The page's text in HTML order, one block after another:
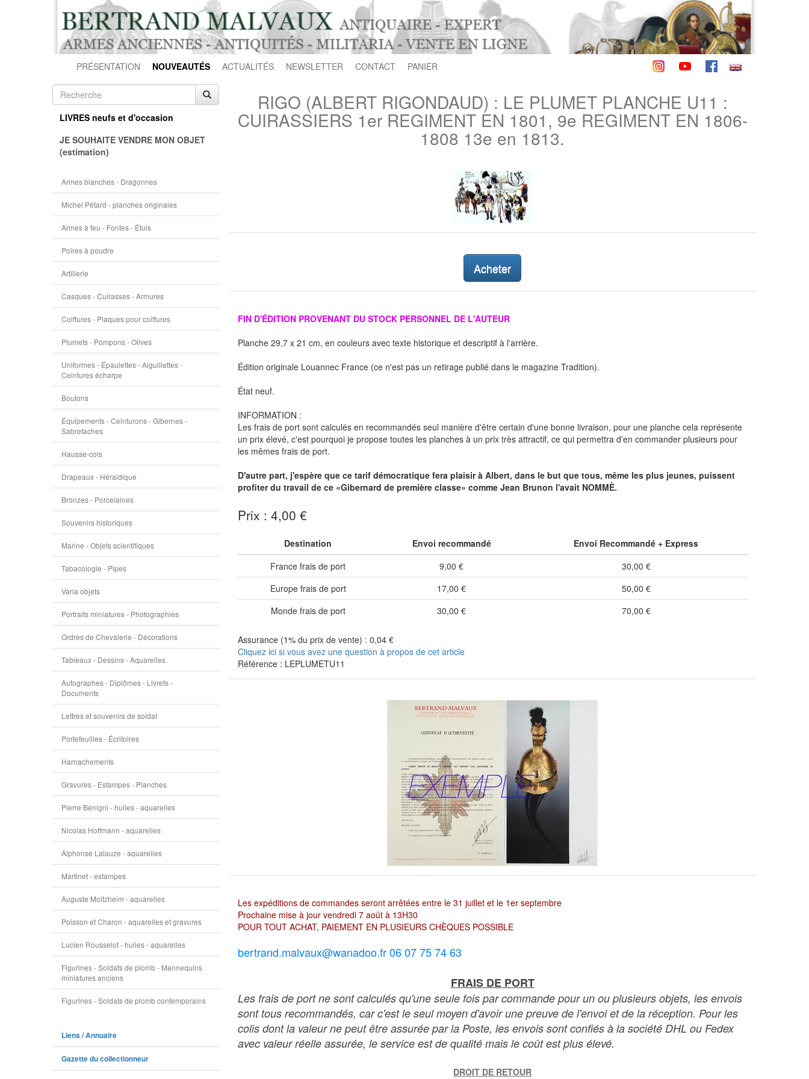
PRÉSENTATION NOUVEAUTÉS ACTUALITÉS NEWSLETTER CONTACT PANIER
LIVRES neufs et d'occasion
JE SOUHAITE VENDRE MON OBJET
(estimation)
Armes blanches - Dragonnes
Michel Pétard - planches originales
Armes à feu - Fontes - Étuis
Poires à poudre
Artillerie
Casques - Cuirasses - Armures
Coiffures - Plaques pour coiffures
Plumets - Pompons - Olives
Uniformes - Épaulettes - Aiguillettes -
Ceintures écharpe
Boutons
Équipements - Ceinturons - Gibernes -
Sabretaches
Hausse-cols
Drapeaux - Héraldique
Bronzes - Porcelaines
Souvenirs historiques
Marine - Objets scientifiques
Tabacologie - Pipes
Varia objets
Portraits miniatures - Photographies
Ordres de Chevalerie - Décorations
Tableaux - Dessins - Aquarelles
Autographes - Diplômes - Livrets -
Documents
Lettres et souvenirs de soldat
Portefeuilles - Écritoires
Harnachements
Gravures - Estampes - Planches
Pierre Bénigni - huiles - aquarelles
Nicolas Hoffmann - aquarelles
Alphonse Lalauze - aquarelles
Martinet - estampes
Auguste Moltzheim - aquarelles
Poisson et Charon - aquarelles et gravures
Lucien Rousselot - huiles - aquarelles
Figurines - Soldats de plomb - Mannequins
miniatures anciens
Figurines - Soldats de plomb contemporains
Liens / Annuaire
Gazette du collectionneur
RIGO (ALBERT RIGONDAUD) : LE PLUMET PLANCHE U11 :
CUIRASSIERS 1er REGIMENT EN 1801, 9e REGIMENT EN 1806-
1808 13e en 1813.
Acheter
FIN D'ÉDITION PROVENANT DU STOCK PERSONNEL DE L'AUTEUR
Planche 29,7 x 21 cm, en couleurs avec texte historique et descriptif à l'arrière.
Édition originale Louannec France (ce n'est pas un retirage publié dans le magazine Tradition).
État neuf.
INFORMATION :
Les frais de port sont calculés en recommandés seul manière d'être certain d'une bonne livraison, pour une planche cela représente
un prix élevé, c'est pourquoi je propose toutes les planches à un prix très attractif, ce qui permettra d'en commander plusieurs pour
les mêmes frais de port.
D'autre part, j'espère que ce tarif démocratique fera plaisir à Albert, dans le but que tous, même les plus jeunes, puissent
profiter du travail de ce «Gibernard de première classe» comme Jean Brunon l'avait NOMMÈ.
Prix : 4,00 €
Destination Envoi recommandé
Envoi Recommandé + Express
France frais de port
9,00 €
30,00 €
Europe frais de port
17,00 €
50,00 €
Monde frais de port
30,00 € 70,00 €
Assurance (1% du prix de vente) : 0,04 €
Cliquez ici si vous avez une question à propos de cet article
Référence : LEPLUMETU11
Les expéditions de commandes seront arrêtées entre le 31 juillet et le 1er septembre
Prochaine mise à jour vendredi 7 août à 13H30
POUR TOUT ACHAT, PAIEMENT EN PLUSIEURS CHÈQUES POSSIBLE
bertrand.malvaux@wanadoo.fr 06 07 75 74 63
FRAIS DE PORT
Les frais de port ne sont calculés qu'une seule fois par commande pour un ou plusieurs objets, les envois
sont tous recommandés, car c'est le seul moyen d'avoir une preuve de l'envoi et de la réception. Pour les
colis dont la valeur ne peut être assurée par la Poste, les envois sont confiés à la société DHL ou Fedex
avec valeur réelle assurée, le service est de qualité mais le coût est plus élevé.
DROIT DE RETOUR